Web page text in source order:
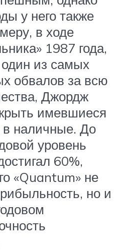
у него также
в ходе
1987 года,
из самых
обвалов за всю
Джордж
имевшиеся
наличные. До
уровень
60%,
«Quantum» не
но и